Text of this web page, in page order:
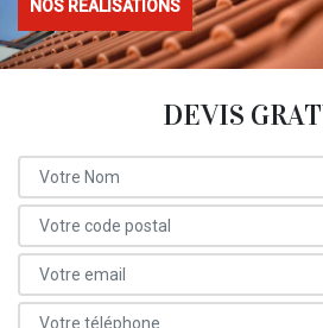
NOS REALISATIONS
DEVIS